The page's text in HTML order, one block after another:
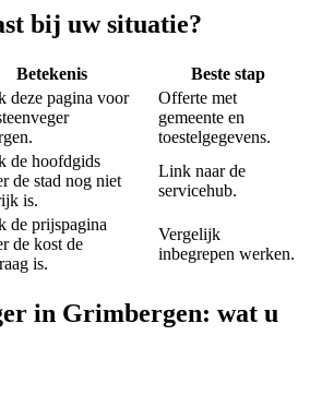
bij uw situatie?
Betekenis
Beste stap
deze pagina voor
Offerte met
gemeente en
toestelgegevens.
de hoofdgids
de stad nog niet
is.
Link naar de
servicehub.
de prijspagina
de kost de
is.
Vergelijk
inbegrepen werken.
in Grimbergen: wat u